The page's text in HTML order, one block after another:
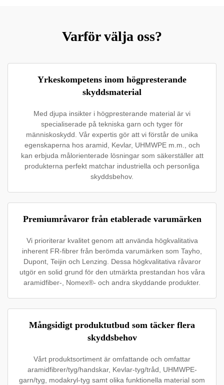
Varför välja oss?
Yrkeskompetens inom högpresterande
skyddsmaterial
Med djupa insikter i högpresterande material är vi
specialiserade på tekniska garn och tyger för
människoskydd. Vår expertis gör att vi förstår de unika
egenskaperna hos aramid, Kevlar, UHMWPE m.m., och
kan erbjuda målorienterade lösningar som säkerställer att
produkterna perfekt matchar industriella och personliga
skyddsbehov.
Premiumråvaror från etablerade varumärken
Vi prioriterar kvalitet genom att använda högkvalitativa
inherent FR-fibrer från berömda varumärken som Tayho,
Dupont, Teijin och Lenzing. Dessa högkvalitativa råvaror
utgör en solid grund för den utmärkta prestandan hos våra
aramidfiber-, Nomex®- och andra skyddande produkter.
Mångsidigt produktutbud som täcker flera
skyddsbehov
Vårt produktsortiment är omfattande och omfattar
aramidfibrer/tyg/handskar, Kevlar-tyg/tråd, UHMWPE-
garn/tyg, modakryl-tyg samt olika funktionella material som